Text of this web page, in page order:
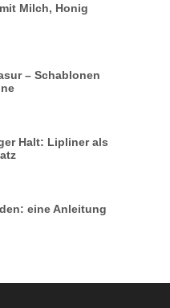
Milch, Honig
– Schablonen
Halt: Lipliner als
eine Anleitung